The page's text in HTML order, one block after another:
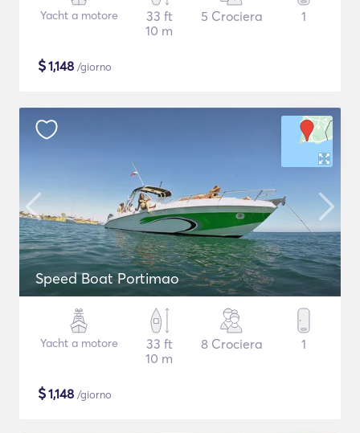
Yacht a motore
33 ft
10 m
5 Crociera 1
$1,148 /giorno
Speed Boat Portimao
Yacht a motore
33 ft
10 m
8 Crociera 1
$1,148 /giorno